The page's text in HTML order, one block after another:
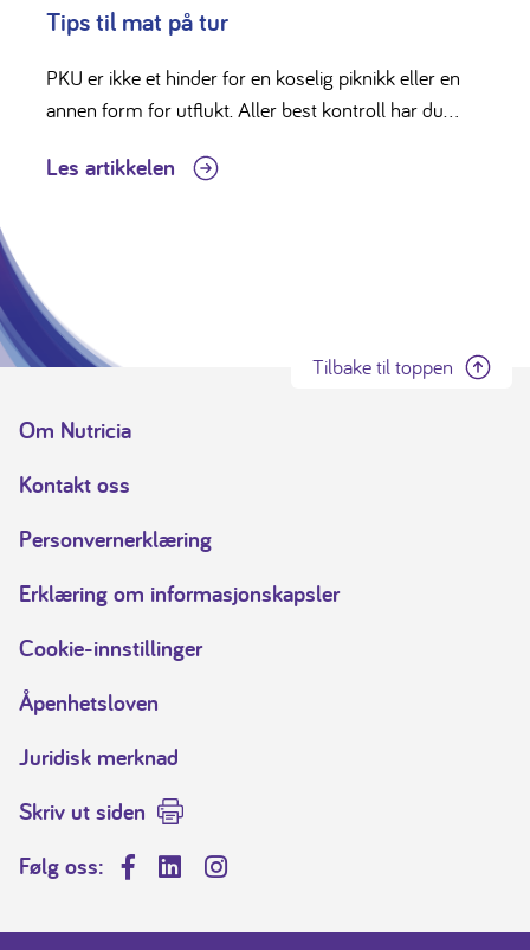
Tips til mat på tur
PKU er ikke et hinder for en koselig piknikk eller en
annen form for utflukt. Aller best kontroll har du...
Les artikkelen
Tilbake til toppen
Om Nutricia
Kontakt oss
Personvernerklæring
Erklæring om informasjonskapsler
Cookie-innstillinger
Åpenhetsloven
Juridisk merknad
Skriv ut siden
Følg oss:
Facebook
LinkedInInstagram